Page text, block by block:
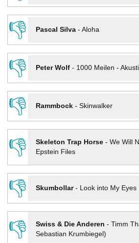
👎
Pascal Silva- Aloha
👎
Peter Wolf- 1000 Meilen -
👎
Rammbock- Skinwalker
👎
Skeleton Trap Horse- We Will
Epstein Files
👎
Skumbollar- Look into My Eyes
👎
Swiss & Die Anderen - Timm
Sebastian Krumbiegel)